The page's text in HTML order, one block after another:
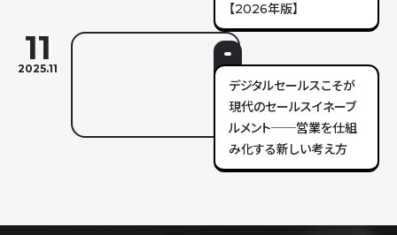
【2026年版】
11
2025.11
デジタルセールスこそが
現代のセールスイネーブ
ルメント──営業を仕組
み化する新しい考え方